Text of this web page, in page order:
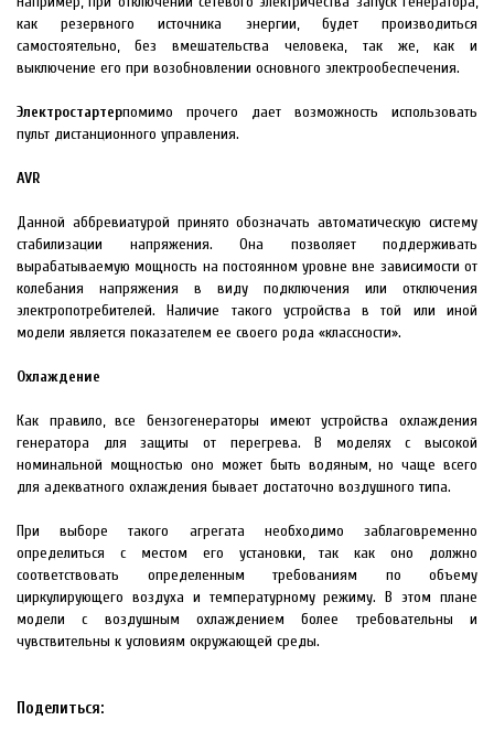
как резервного источника энергии, будет производиться
самостоятельно, без вмешательства человека, так же, как и
выключение его при возобновлении основного электрообеспечения.
Электростартерпомимо прочего дает возможность использовать
пульт дистанционного управления.
AVR
Данной аббревиатурой принято обозначать автоматическую систему
стабилизации напряжения. Она позволяет поддерживать
вырабатываемую мощность на постоянном уровне вне зависимости от
колебания напряжения в виду подключения или отключения
электропотребителей. Наличие такого устройства в той или иной
модели является показателем ее своего рода «классности».
Охлаждение
Как правило, все бензогенераторы имеют устройства охлаждения
генератора для защиты от перегрева. В моделях с высокой
номинальной мощностью оно может быть водяным, но чаще всего
для адекватного охлаждения бывает достаточно воздушного типа.
При выборе такого агрегата необходимо заблаговременно
определиться с местом его установки, так как оно должно
соответствовать определенным требованиям по объему
циркулирующего воздуха и температурному режиму. В этом плане
модели с воздушным охлаждением более требовательны и
чувствительны к условиям окружающей среды.
Поделиться: